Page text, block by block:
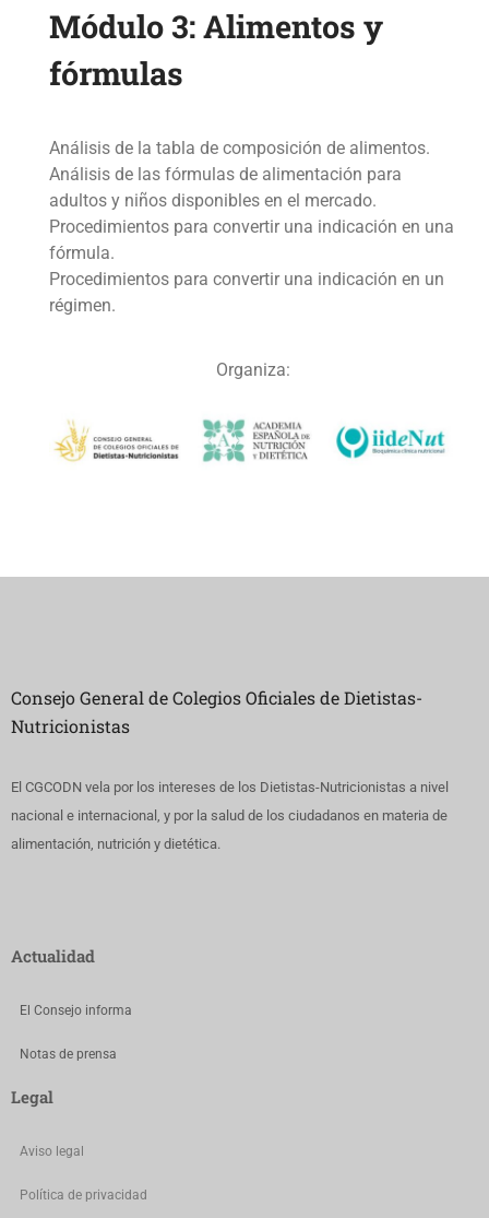
Módulo 3:Alimentos y
fórmulas
Análisis de la tabla de composición de alimentos.
Análisis de las fórmulas de alimentación para
adultos y niños disponibles en el mercado.
Procedimientos para convertir una indicación en una
fórmula.
Procedimientos para convertir una indicación en un
régimen.
Organiza:
Consejo General de Colegios Oficiales de Dietistas-
Nutricionistas
El CGCODN vela por los intereses de los Dietistas-Nutricionistas a nivel
nacional e internacional, y por la salud de los ciudadanos en materia de
alimentación, nutrición y dietética.
Actualidad
El Consejo informa
Notas de prensa
Legal
Aviso legal
Política de privacidad